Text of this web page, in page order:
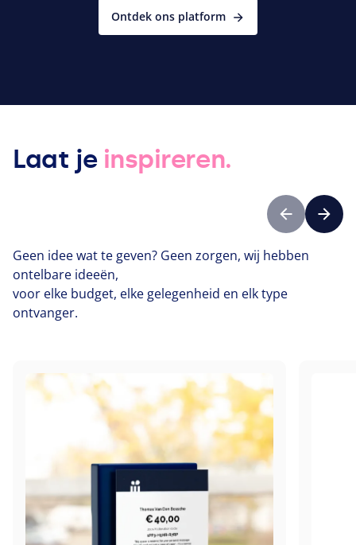
Ontdek ons platform
Laat je inspireren.
Vorige
Geen idee wat te geven? Geen zorgen, wij hebben
ontelbare ideeën,
voor elke budget, elke gelegenheid en elk type
ontvanger.